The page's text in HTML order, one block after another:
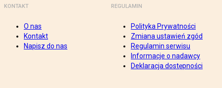
KONTAKT
O nas
Kontakt
Napisz do nas
REGULAMIN
Polityka Prywatności
Zmiana ustawień zgód
Regulamin serwisu
Informacje o nadawcy
Deklaracja dostępności